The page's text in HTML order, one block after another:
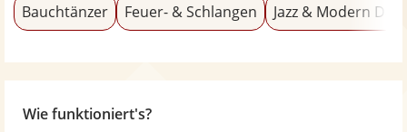
Bauchtänzer Feuer- & Schlangen Jazz & Modern
Wie funktioniert's?